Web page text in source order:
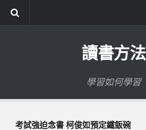
讀書方法
學習如何學習
考試強迫念書 柯俊如預定鐵飯碗